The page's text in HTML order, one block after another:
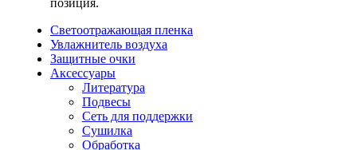
Светоотражающая пленка
Увлажнитель воздуха
Защитные очки
Аксессуары
Литература
Подвесы
Сеть для поддержки
Сушилка
Обработка